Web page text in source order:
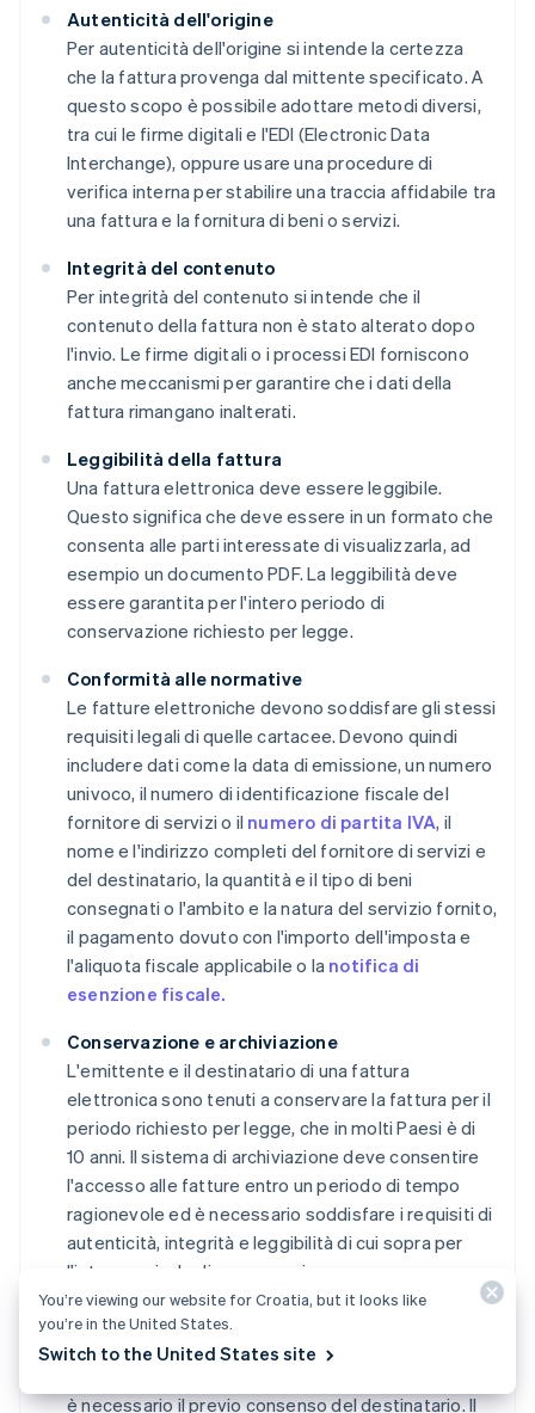
Autenticità dell'origine
Per autenticità dell'origine si intende la certezza
che la fattura provenga dal mittente specificato. A
questo scopo è possibile adottare metodi diversi,
tra cui le firme digitali e l'EDI (Electronic Data
Interchange), oppure usare una procedure di
verifica interna per stabilire una traccia affidabile tra
una fattura e la fornitura di beni o servizi.
Integrità del contenuto
Per integrità del contenuto si intende che il
contenuto della fattura non è stato alterato dopo
l'invio. Le firme digitali o i processi EDI forniscono
anche meccanismi per garantire che i dati della
fattura rimangano inalterati.
Leggibilità della fattura
Una fattura elettronica deve essere leggibile.
Questo significa che deve essere in un formato che
consenta alle parti interessate di visualizzarla, ad
esempio un documento PDF. La leggibilità deve
essere garantita per l'intero periodo di
conservazione richiesto per legge.
Conformità alle normative
Le fatture elettroniche devono soddisfare gli stessi
requisiti legali di quelle cartacee. Devono quindi
includere dati come la data di emissione, un numero
univoco, il numero di identificazione fiscale del
fornitore di servizi o il numero di partita IVA, il
nome e l'indirizzo completi del fornitore di servizi e
del destinatario, la quantità e il tipo di beni
consegnati o l'ambito e la natura del servizio fornito,
il pagamento dovuto con l'importo dell'imposta e
l'aliquota fiscale applicabile o la notifica di
esenzione fiscale.
Conservazione e archiviazione
L'emittente e il destinatario di una fattura
elettronica sono tenuti a conservare la fattura per il
periodo richiesto per legge, che in molti Paesi è di
10 anni. Il sistema di archiviazione deve consentire
l'accesso alle fatture entro un periodo di tempo
ragionevole ed è necessario soddisfare i requisiti di
autenticità, integrità e leggibilità di cui sopra per
l'intero periodo di conservazione.
Consenso del destinatario
In molti sistemi legali, per avere la possibilità di
è necessario il previo consenso del destinatario. Il
You’re viewing our website for Croatia, but it looks like
you’re in the United States.
Switch to the United States site